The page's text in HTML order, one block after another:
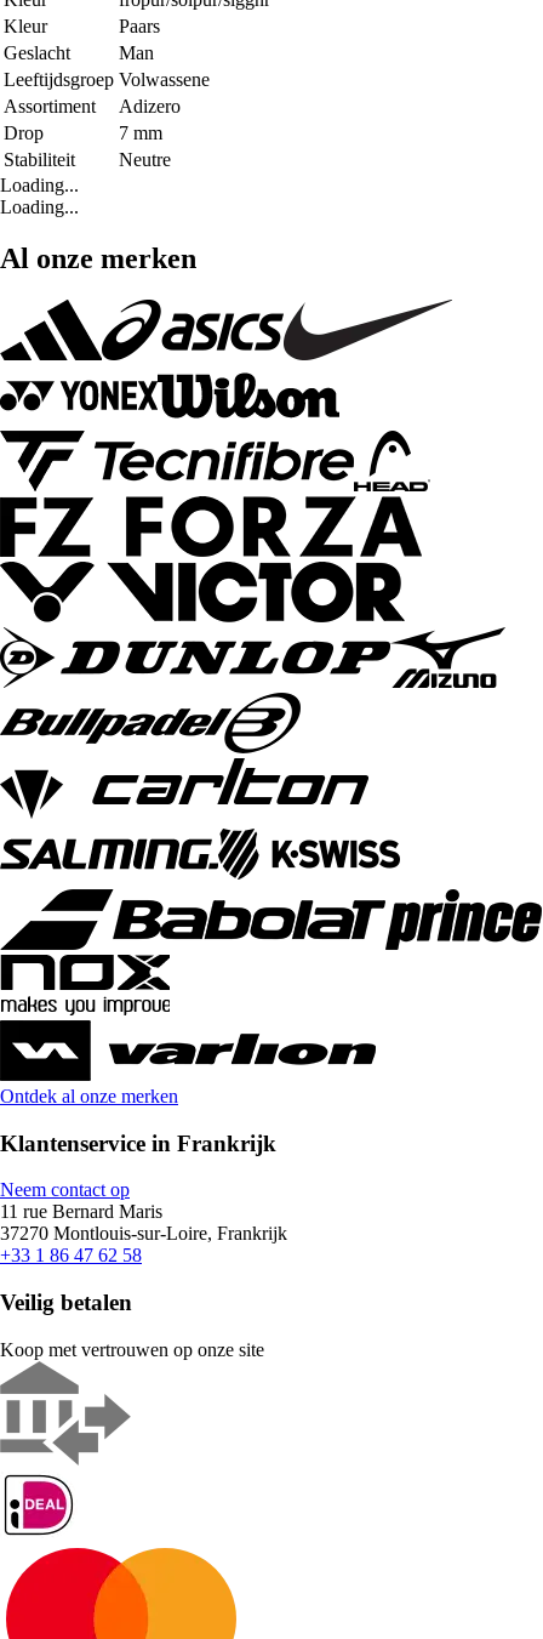
Kleur
Paars
Geslacht
Man
Leeftijdsgroep Volwassene
Assortiment
Adizero
Drop
7 mm
Stabiliteit
Neutre
Loading...
Loading...
Al onze merken
Ontdek al onze merken
Klantenservice in Frankrijk
Neem contact op
11 rue Bernard Maris
37270 Montlouis-sur-Loire, Frankrijk
+33 1 86 47 62 58
Veilig betalen
Koop met vertrouwen op onze site